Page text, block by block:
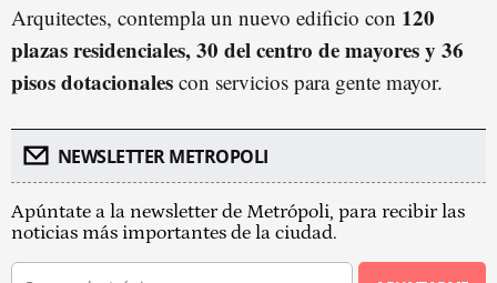
Arquitectes, contempla un nuevo edificio con 120
plazas residenciales, 30 del centro de mayores y 36
pisos dotacionales con servicios para gente mayor.
NEWSLETTER METROPOLI
Apúntate a la newsletter de Metrópoli, para recibir las
noticias más importantes de la ciudad.